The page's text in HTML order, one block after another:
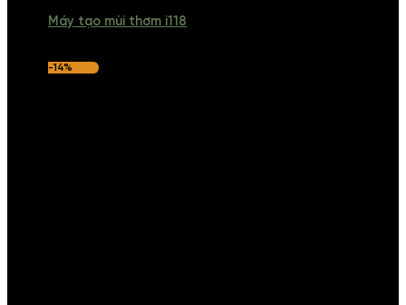
Máy tạo mùi thơm i118
-14%